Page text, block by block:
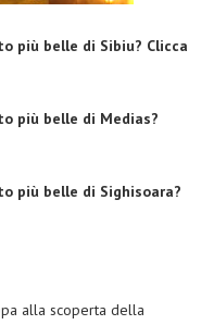
più belle di Sibiu? Clicca
più belle di Medias?
più belle di Sighisoara?
alla scoperta della